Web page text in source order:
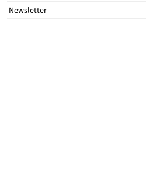
Newsletter